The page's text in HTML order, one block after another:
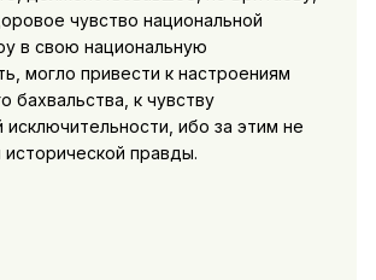
чувство национальной
в свою национальную
могло привести к настроениям
бахвальства, к чувству
исключительности, ибо за этим не
правды.